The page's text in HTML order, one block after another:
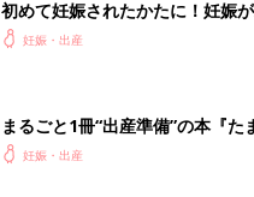
るだけで得する事とは
PR（イエウール）